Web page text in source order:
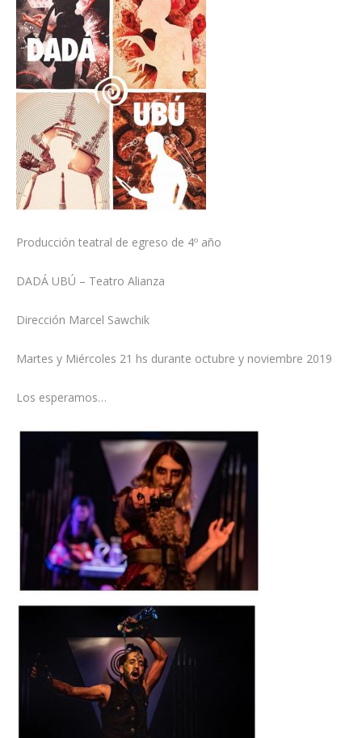
Producción teatral de egreso de 4º año
DADÁ UBÚ – Teatro Alianza
Dirección Marcel Sawchik
Martes y Miércoles 21 hs durante octubre y noviembre 2019
Los esperamos…